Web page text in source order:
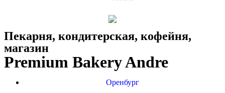
Пекарня, кондитерская, кофейня,
магазин
Premium Bakery Andre
Оренбург